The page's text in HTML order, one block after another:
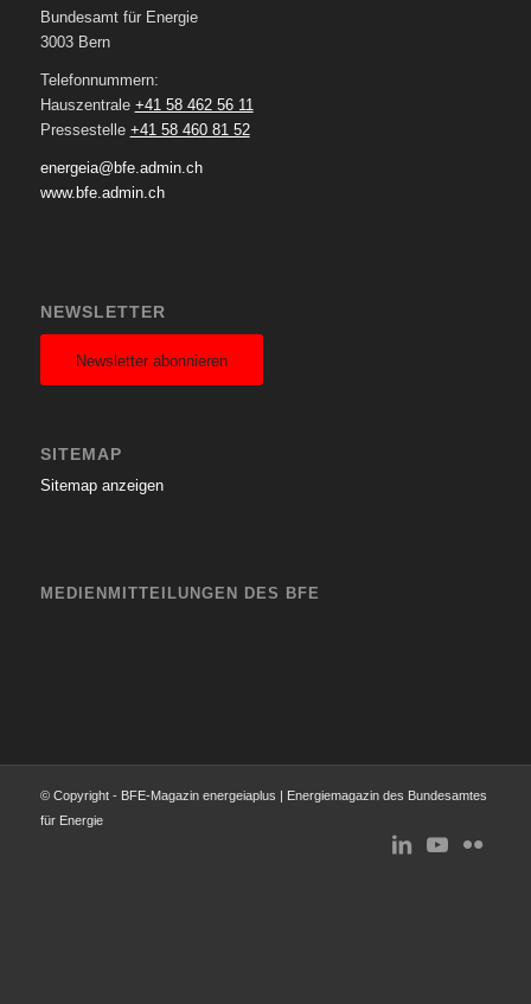
Bundesamt für Energie
3003 Bern
Telefonnummern:
Hauszentrale +41 58 462 56 11
Pressestelle +41 58 460 81 52
energeia@bfe.admin.ch
www.bfe.admin.ch
NEWSLETTER
Newsletter abonnieren
SITEMAP
Sitemap anzeigen
MEDIENMITTEILUNGEN DES BFE
© Copyright - BFE-Magazin energeiaplus | Energiemagazin des Bundesamtes
für Energie